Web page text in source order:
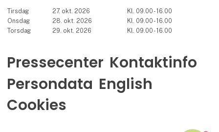
Tirsdag 27. okt. 2026
Kl. 09.00 - 16.00
Onsdag
28. okt. 2026
Kl. 09.00 - 16.00
Torsdag
29. okt. 2026 Kl. 09.00 - 16.00
Pressecenter Kontaktinfo
Persondata English
Cookies